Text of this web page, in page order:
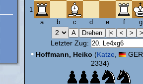
1
a
b c d e f g
Letzter Zug:
• Hoffmann, Heiko (Katze
2334)